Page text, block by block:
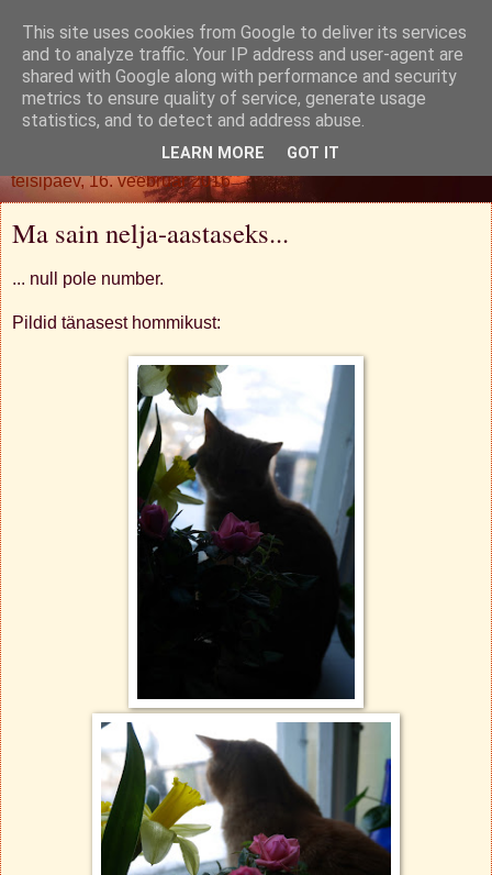
Oh. Jah. Muidugi.
teisipäev, 16. veebruar 2016
Ma sain nelja-aastaseks...
... null pole number.
Pildid tänasest hommikust:
This site uses cookies from Google to deliver its services
and to analyze traffic. Your IP address and user-agent are
shared with Google along with performance and security
metrics to ensure quality of service, generate usage
statistics, and to detect and address abuse.
LEARN MORE GOT IT